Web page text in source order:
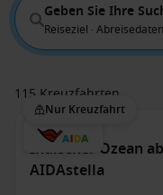
Geben Sie Ihre
Reiseziel ·
115 Kreuzfahrten
Nur Kreuzfahrt
Indischer Ozean
AIDAstella